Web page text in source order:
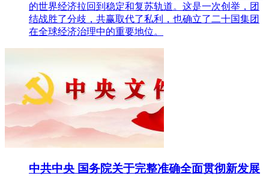
的世界经济拉回到稳定和复苏轨道。这是一次创举，团
结战胜了分歧，共赢取代了私利，也确立了二十国集团
在全球经济治理中的重要地位。
中共中央 国务院关于完整准确全面贯彻新发展